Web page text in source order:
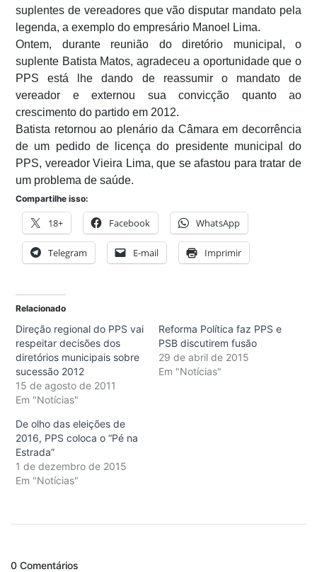
suplentes de vereadores que vão disputar mandato pela
legenda, a exemplo do empresário Manoel Lima.
Ontem, durante reunião do diretório municipal, o
suplente Batista Matos, agradeceu a oportunidade que o
PPS está lhe dando de reassumir o mandato de
vereador e externou sua convicção quanto ao
crescimento do partido em 2012.
Batista retornou ao plenário da Câmara em decorrência
de um pedido de licença do presidente municipal do
PPS, vereador Vieira Lima, que se afastou para tratar de
um problema de saúde.
Compartilhe isso:
18+ Facebook WhatsApp
Telegram E-mail Imprimir
Relacionado
Direção regional do PPS vai
respeitar decisões dos
diretórios municipais sobre
sucessão 2012
15 de agosto de 2011
Em "Notícias"
Reforma Política faz PPS e
PSB discutirem fusão
29 de abril de 2015
Em "Notícias"
De olho das eleições de
2016, PPS coloca o “Pé na
Estrada”
1 de dezembro de 2015
Em "Notícias"
0 Comentários